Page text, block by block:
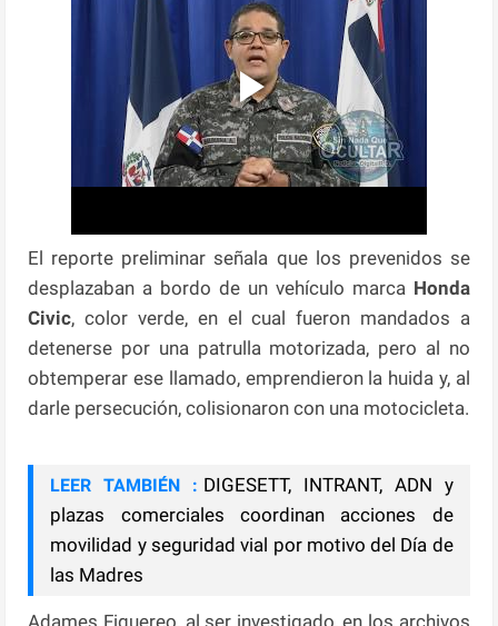
El reporte preliminar señala que los prevenidos se
desplazaban a bordo de un vehículo marca Honda
Civic, color verde, en el cual fueron mandados a
detenerse por una patrulla motorizada, pero al no
obtemperar ese llamado, emprendieron la huida y, al
darle persecución, colisionaron con una motocicleta.
LEER TAMBIÉN : DIGESETT, INTRANT, ADN y
plazas comerciales coordinan acciones de
movilidad y seguridad vial por motivo del Día de
las Madres
Adames Figuereo, al ser investigado, en los archivos